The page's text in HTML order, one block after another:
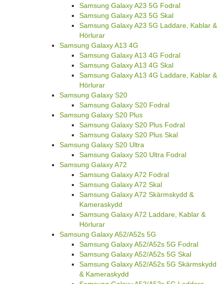
Samsung Galaxy A23 5G Fodral
Samsung Galaxy A23 5G Skal
Samsung Galaxy A23 5G Laddare, Kablar &
Hörlurar
Samsung Galaxy A13 4G
Samsung Galaxy A13 4G Fodral
Samsung Galaxy A13 4G Skal
Samsung Galaxy A13 4G Laddare, Kablar &
Hörlurar
Samsung Galaxy S20
Samsung Galaxy S20 Fodral
Samsung Galaxy S20 Plus
Samsung Galaxy S20 Plus Fodral
Samsung Galaxy S20 Plus Skal
Samsung Galaxy S20 Ultra
Samsung Galaxy S20 Ultra Fodral
Samsung Galaxy A72
Samsung Galaxy A72 Fodral
Samsung Galaxy A72 Skal
Samsung Galaxy A72 Skärmskydd &
Kameraskydd
Samsung Galaxy A72 Laddare, Kablar &
Hörlurar
Samsung Galaxy A52/A52s 5G
Samsung Galaxy A52/A52s 5G Fodral
Samsung Galaxy A52/A52s 5G Skal
Samsung Galaxy A52/A52s 5G Skärmskydd
& Kameraskydd